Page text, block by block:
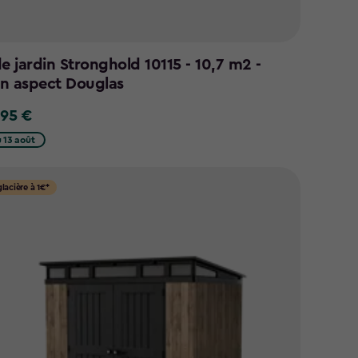
jardin Stronghold 10115 - 10,7 m2 -
aspect Douglas
€
13 août
à 1€*